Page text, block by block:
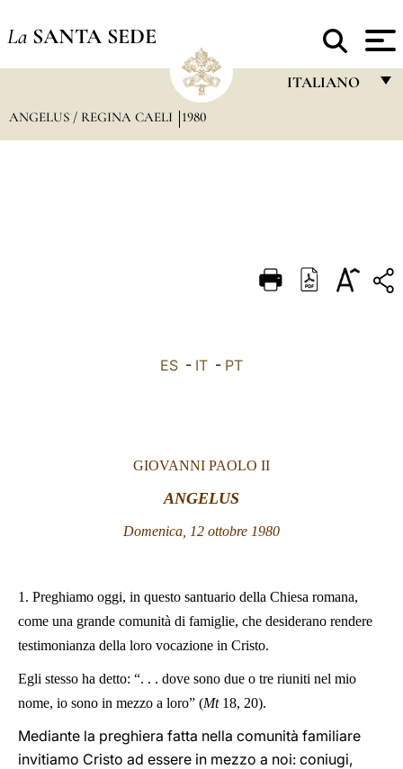
La SANTA SEDE
ITALIANO
DEUTSCH
ANGELUS / REGINA CAELI 1980
ES - IT - PT
GIOVANNI PAOLO II
ANGELUS
Domenica, 12 ottobre 1980
1. Preghiamo oggi, in questo santuario della Chiesa romana,
come una grande comunità di famiglie, che desiderano rendere
testimonianza della loro vocazione in Cristo.
Egli stesso ha detto: “. . . dove sono due o tre riuniti nel mio
nome, io sono in mezzo a loro” (Mt18, 20).
Mediante la preghiera fatta nella comunità familiare
invitiamo Cristo ad essere in mezzo a noi: coniugi,